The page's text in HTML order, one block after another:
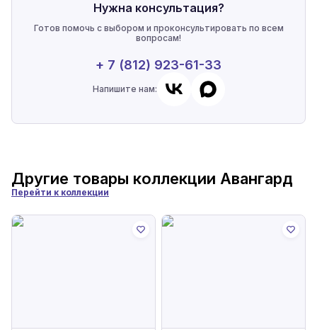
Нужна консультация?
Готов помочь с выбором и проконсультировать по всем
вопросам!
+ 7 (812) 923-61-33
Напишите нам:
Другие товары коллекции Авангард
Перейти к коллекции